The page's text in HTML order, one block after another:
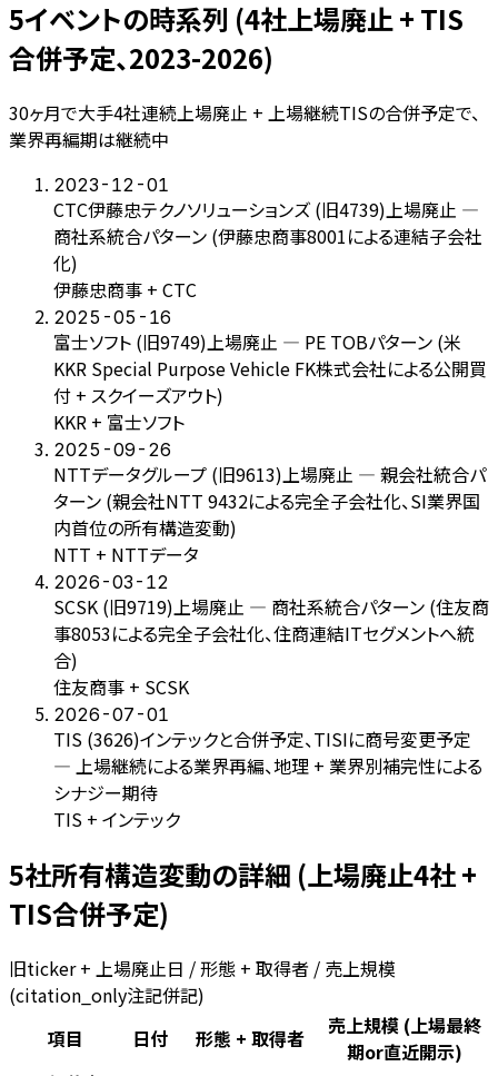
5イベントの時系列 (4社上場廃止 + TIS
合併予定、2023-2026)
30ヶ月で大手4社連続上場廃止 + 上場継続TISの合併予定で、
業界再編期は継続中
2023-12-01
CTC伊藤忠テクノソリューションズ (旧4739)上場廃止 —
商社系統合パターン (伊藤忠商事8001による連結子会社
化)
伊藤忠商事 + CTC
2025-05-16
富士ソフト (旧9749)上場廃止 — PE TOBパターン (米
KKR Special Purpose Vehicle FK株式会社による公開買
付 + スクイーズアウト)
KKR + 富士ソフト
2025-09-26
NTTデータグループ (旧9613)上場廃止 — 親会社統合パ
ターン (親会社NTT 9432による完全子会社化、SI業界国
内首位の所有構造変動)
NTT + NTTデータ
2026-03-12
SCSK (旧9719)上場廃止 — 商社系統合パターン (住友商
事8053による完全子会社化、住商連結ITセグメントへ統
合)
住友商事 + SCSK
2026-07-01
TIS (3626)インテックと合併予定、TISIに商号変更予定
— 上場継続による業界再編、地理 + 業界別補完性による
シナジー期待
TIS + インテック
5社所有構造変動の詳細 (上場廃止4社 +
TIS合併予定)
旧ticker + 上場廃止日 / 形態 + 取得者 / 売上規模
(citation_only注記併記)
項目
日付 形態 + 取得者
売上規模 (上場最終
期or直近開示)